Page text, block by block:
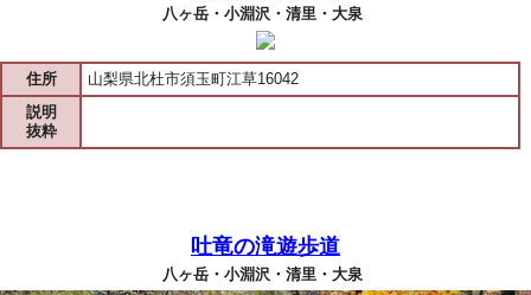
八ヶ岳・小淵沢・清里・大泉
住所
山梨県北杜市須玉町江草16042
説明
抜粋
吐竜の滝遊歩道
八ヶ岳・小淵沢・清里・大泉